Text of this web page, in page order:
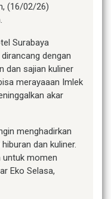
(16/02/26)
Surabaya
dengan
dan sajian kuliner
merayaaan Imlek
akar
menghadirkan
dan kuliner.
untuk momen
Eko Selasa,